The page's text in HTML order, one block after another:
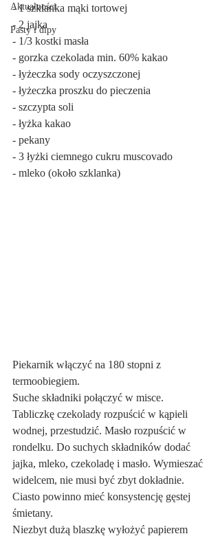
Aktualności
Pasty i dipy
- 1 szklanka mąki tortowej
- 2 jajka
- 1/3 kostki masła
- gorzka czekolada min. 60% kakao
- łyżeczka sody oczyszczonej
- łyżeczka proszku do pieczenia
- szczypta soli
- łyżka kakao
- pekany
- 3 łyżki ciemnego cukru muscovado
- mleko (około szklanka)
Piekarnik włączyć na 180 stopni z
termoobiegiem.
Suche składniki połączyć w misce.
Tabliczkę czekolady rozpuścić w kąpieli
wodnej, przestudzić. Masło rozpuścić w
rondelku. Do suchych składników dodać
jajka, mleko, czekoladę i masło. Wymieszać
widelcem, nie musi być zbyt dokładnie.
Ciasto powinno mieć konsystencję gęstej
śmietany.
Niezbyt dużą blaszkę wyłożyć papierem